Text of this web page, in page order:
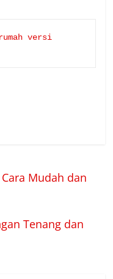
versi
Mudah dan
Tenang dan